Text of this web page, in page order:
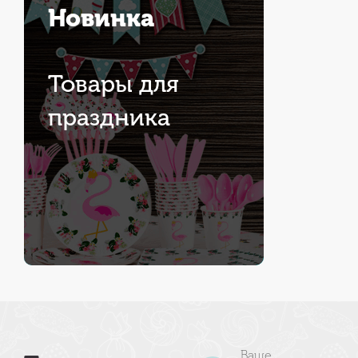
Новинка
Товары для
праздника